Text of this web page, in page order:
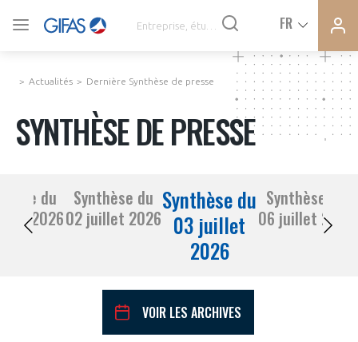
FR
SYNTHÈSE DE PRESSE
COMMUNIQUÉS DE PRESSE
Actualités Dernière Synthèse de presse
SYNTHÈSE DE PRESSE
du
01 juillet 2026
Synthèse du
02 juillet 2026
Synthèse du
03 juillet
2026
Synthèse du
06 juillet 2026
VOIR LES ARCHIVES
VOUS ÊTES ADHÉRENTS
PAS ENCORE ADHÉRENT ?
DEMANDE D’ADHÉSION
Avez-vous un statut de droit français ?